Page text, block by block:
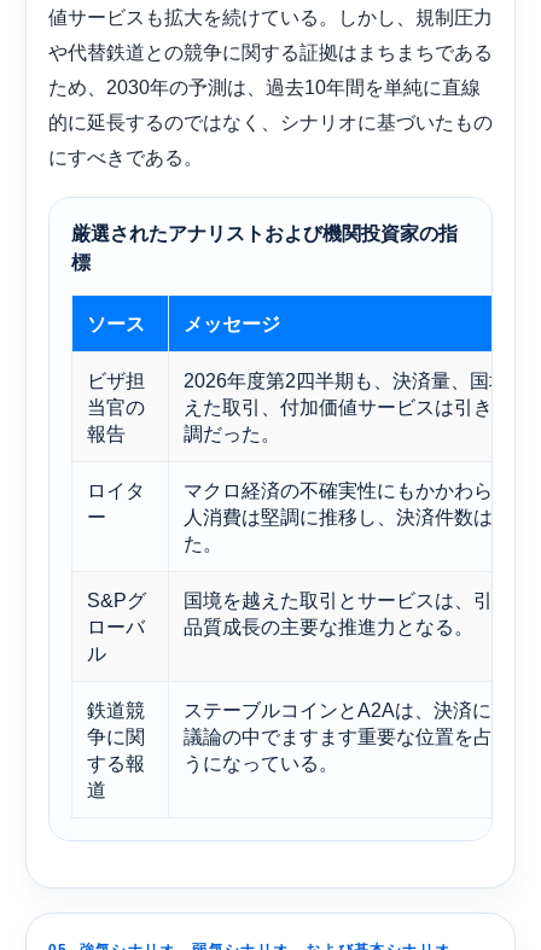
値サービスも拡大を続けている。しかし、規制圧力
や代替鉄道との競争に関する証拠はまちまちである
ため、2030年の予測は、過去10年間を単純に直線
的に延長するのではなく、シナリオに基づいたもの
にすべきである。
厳選されたアナリストおよび機関投資家の指
標
ソース メッセージ
ビザ担
当官の
報告
2026年度第2四半期も、決済量、国境を
えた取引、付加価値サービスは引き続き
調だった。
ロイタ
ー
マクロ経済の不確実性にもかかわらず、
人消費は堅調に推移し、決済件数は増加
た。
S&Pグ
ローバ
ル
国境を越えた取引とサービスは、引き続
品質成長の主要な推進力となる。
鉄道競
争に関
する報
道
ステーブルコインとA2Aは、決済に関す
議論の中でますます重要な位置を占める
うになっている。